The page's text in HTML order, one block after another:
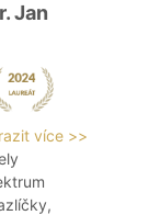
Jan
více >>